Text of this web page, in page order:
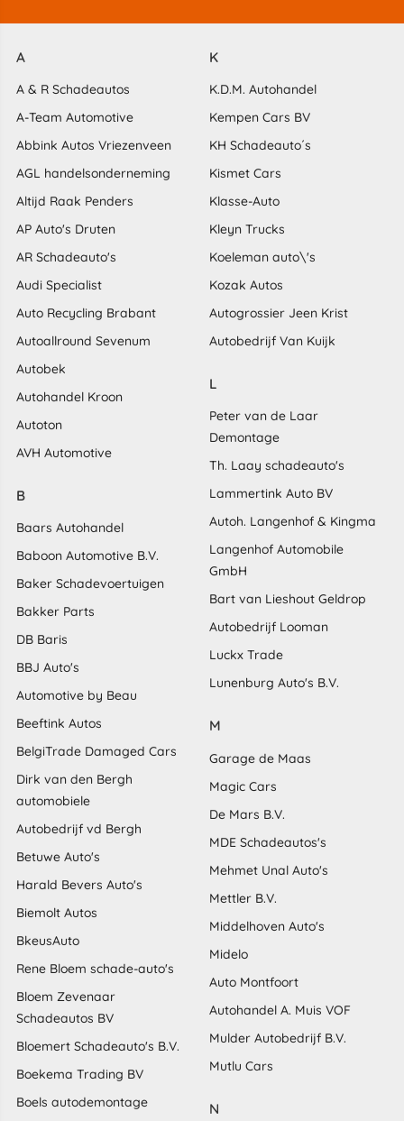
A
A & R Schadeautos
A-Team Automotive
Abbink Autos Vriezenveen
AGL handelsonderneming
Altijd Raak Penders
AP Auto's Druten
AR Schadeauto's
Audi Specialist
Auto Recycling Brabant
Autoallround Sevenum
Autobek
Autohandel Kroon
Autoton
AVH Automotive
B
Baars Autohandel
Baboon Automotive B.V.
Baker Schadevoertuigen
Bakker Parts
DB Baris
BBJ Auto's
Automotive by Beau
Beeftink Autos
BelgiTrade Damaged Cars
Dirk van den Bergh
automobiele
Autobedrijf vd Bergh
Betuwe Auto's
Harald Bevers Auto's
Biemolt Autos
BkeusAuto
Rene Bloem schade-auto's
Bloem Zevenaar
Schadeautos BV
Bloemert Schadeauto's B.V.
Boekema Trading BV
Boels autodemontage
K
K.D.M. Autohandel
Kempen Cars BV
KH Schadeauto´s
Kismet Cars
Klasse-Auto
Kleyn Trucks
Koeleman auto\'s
Kozak Autos
Autogrossier Jeen Krist
Autobedrijf Van Kuijk
L
Peter van de Laar
Demontage
Th. Laay schadeauto's
Lammertink Auto BV
Autoh. Langenhof & Kingma
Langenhof Automobile
GmbH
Bart van Lieshout Geldrop
Autobedrijf Looman
Luckx Trade
Lunenburg Auto's B.V.
M
Garage de Maas
Magic Cars
De Mars B.V.
MDE Schadeautos's
Mehmet Unal Auto's
Mettler B.V.
Middelhoven Auto's
Midelo
Auto Montfoort
Autohandel A. Muis VOF
Mulder Autobedrijf B.V.
Mutlu Cars
N